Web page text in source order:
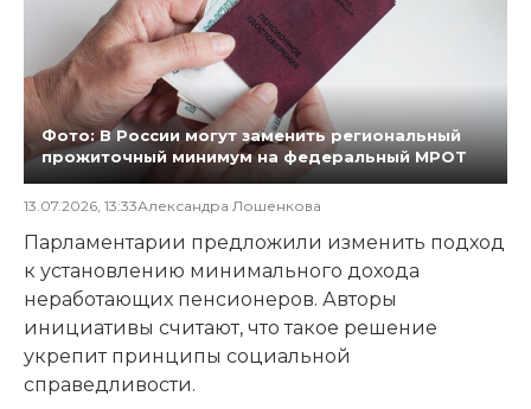
Фото: В России могут заменить региональный
прожиточный минимум на федеральный МРОТ
13.07.2026, 13:33Александра Лошенкова
Парламентарии предложили изменить подход
к установлению минимального дохода
неработающих пенсионеров. Авторы
инициативы считают, что такое решение
укрепит принципы социальной
справедливости.